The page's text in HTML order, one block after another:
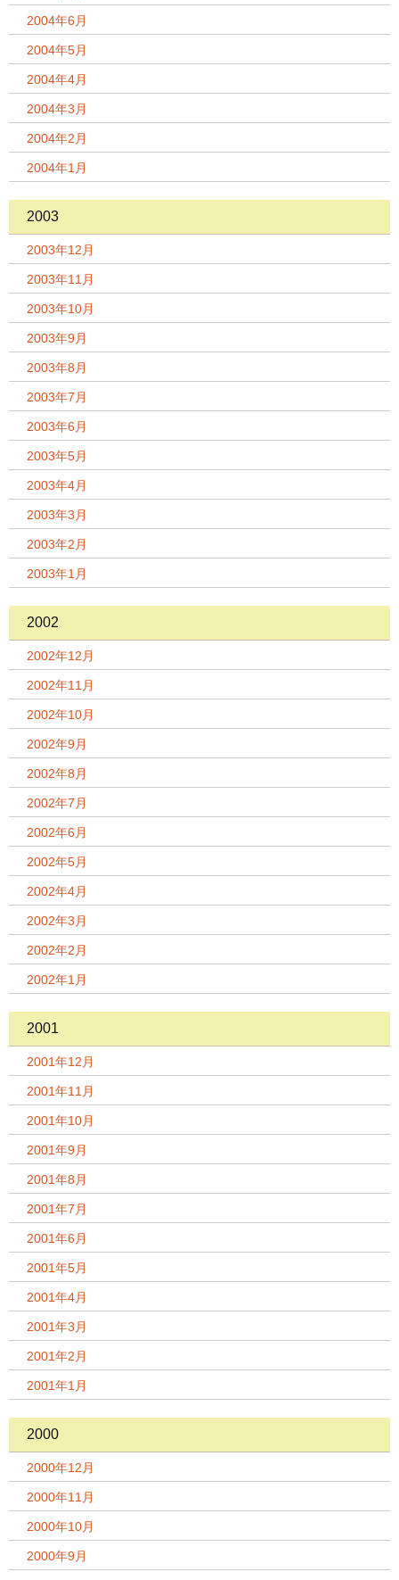
2004年6月
2004年5月
2004年4月
2004年3月
2004年2月
2004年1月
2003
2003年12月
2003年11月
2003年10月
2003年9月
2003年8月
2003年7月
2003年6月
2003年5月
2003年4月
2003年3月
2003年2月
2003年1月
2002
2002年12月
2002年11月
2002年10月
2002年9月
2002年8月
2002年7月
2002年6月
2002年5月
2002年4月
2002年3月
2002年2月
2002年1月
2001
2001年12月
2001年11月
2001年10月
2001年9月
2001年8月
2001年7月
2001年6月
2001年5月
2001年4月
2001年3月
2001年2月
2001年1月
2000
2000年12月
2000年11月
2000年10月
2000年9月